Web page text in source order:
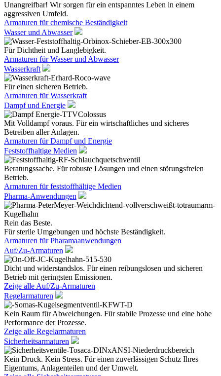
Unangreifbar! Wir sorgen für ein entspanntes Leben in einem
aggressiven Umfeld.
Armaturen für chemische Beständigkeit
Wasser und Abwasser
Für Dichtheit und Langlebigkeit.
Armaturen für Wasser und Abwasser
Wasserkraft
Für einen sicheren Betrieb.
Armaturen für Wasserkraft
Dampf und Energie
Mit Volldampf voraus. Für ein wirtschaftliches und sicheres
Betreiben aller Anlagen.
Armaturen für Dampf und Energie
Feststoffhaltige Medien
Beratungssache. Für robuste Lösungen und einen störungsfreien
Betrieb.
Armaturen für feststoffhältige Medien
Pharma-Anwendungen
Rein das Beste.
Für sterile Umgebungen und höchste Beständigkeit.
Armaturen für Pharamaanwendungen
Auf/Zu-Armaturen
Dicht und widerstandslos. Für einen reibungslosen und sicheren
Betrieb mit geringsten Emissionen.
Zeige alle Auf/Zu-Armaturen
Regelarmaturen
Kein Raum für Abweichungen. Für stabile Prozesse und eine hohe
Performance der Prozesse.
Zeige alle Regelarmaturen
Sicherheitsarmaturen
Kein Druck. Kein Stress. Für einen zuverlässigen Schutz Ihres
Eigentums, Anlagenteilen und der Umwelt.